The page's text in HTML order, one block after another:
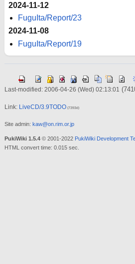
2024-11-12
FuguIta/Report/23
2024-11-08
FuguIta/Report/19
Last-modified: 2006-04-26 (Wed) 02:13:01
Link: LiveCD/3.9TODO(7393d)
Site admin: kaw@on.rim.or.jp
PukiWiki 1.5.4© 2001-2022 PukiWiki Development
HTML convert time: 0.015 sec.